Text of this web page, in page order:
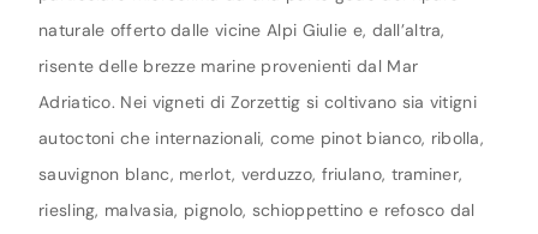
naturale offerto dalle vicine Alpi Giulie e, dall’altra,
risente delle brezze marine provenienti dal Mar
Adriatico. Nei vigneti di Zorzettig si coltivano sia vitigni
autoctoni che internazionali, come pinot bianco, ribolla,
sauvignon blanc, merlot, verduzzo, friulano, traminer,
riesling, malvasia, pignolo, schioppettino e refosco dal